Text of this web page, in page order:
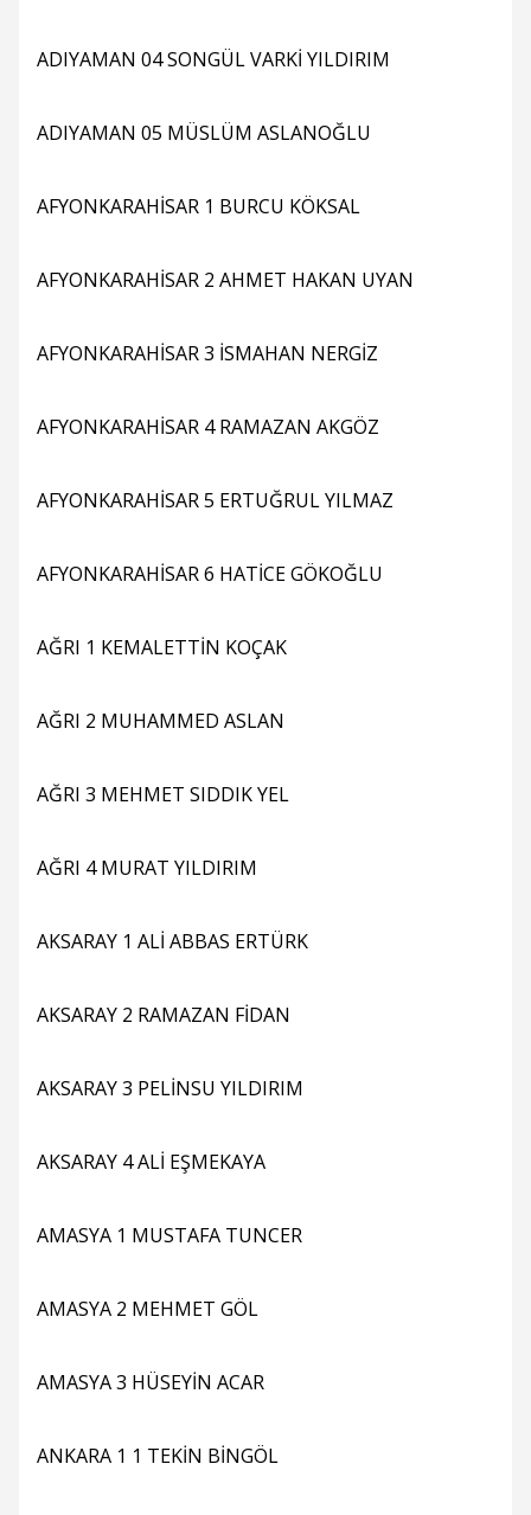
ADIYAMAN 04 SONGÜL VARKİ YILDIRIM
ADIYAMAN 05 MÜSLÜM ASLANOĞLU
AFYONKARAHİSAR 1 BURCU KÖKSAL
AFYONKARAHİSAR 2 AHMET HAKAN UYAN
AFYONKARAHİSAR 3 İSMAHAN NERGİZ
AFYONKARAHİSAR 4 RAMAZAN AKGÖZ
AFYONKARAHİSAR 5 ERTUĞRUL YILMAZ
AFYONKARAHİSAR 6 HATİCE GÖKOĞLU
AĞRI 1 KEMALETTİN KOÇAK
AĞRI 2 MUHAMMED ASLAN
AĞRI 3 MEHMET SIDDIK YEL
AĞRI 4 MURAT YILDIRIM
AKSARAY 1 ALİ ABBAS ERTÜRK
AKSARAY 2 RAMAZAN FİDAN
AKSARAY 3 PELİNSU YILDIRIM
AKSARAY 4 ALİ EŞMEKAYA
AMASYA 1 MUSTAFA TUNCER
AMASYA 2 MEHMET GÖL
AMASYA 3 HÜSEYİN ACAR
ANKARA 1 1 TEKİN BİNGÖL